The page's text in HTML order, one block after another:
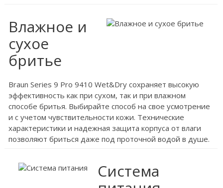
Влажное и
сухое
бритье
Braun Series 9 Pro 9410 Wet&Dry сохраняет высокую
эффективность как при сухом, так и при влажном
способе бритья. Выбирайте способ на свое усмотрение
и с учетом чувствительности кожи. Технические
характеристики и надежная защита корпуса от влаги
позволяют бриться даже под проточной водой в душе.
Система